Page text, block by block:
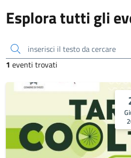
Esplora tutti gli
inserisci il testo da cercare
1 eventi trovati